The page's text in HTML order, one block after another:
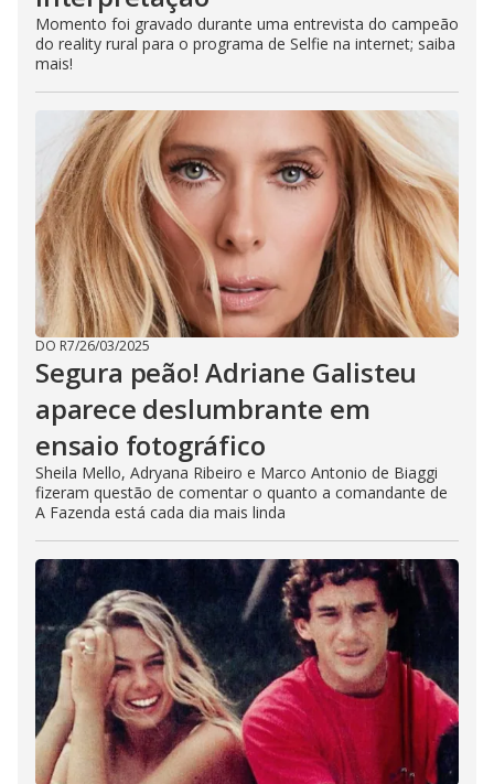
Momento foi gravado durante uma entrevista do campeão
do reality rural para o programa de Selfie na internet; saiba
mais!
DO R7/26/03/2025
Segura peão! Adriane Galisteu
aparece deslumbrante em
ensaio fotográfico
Sheila Mello, Adryana Ribeiro e Marco Antonio de Biaggi
fizeram questão de comentar o quanto a comandante de
A Fazenda está cada dia mais linda